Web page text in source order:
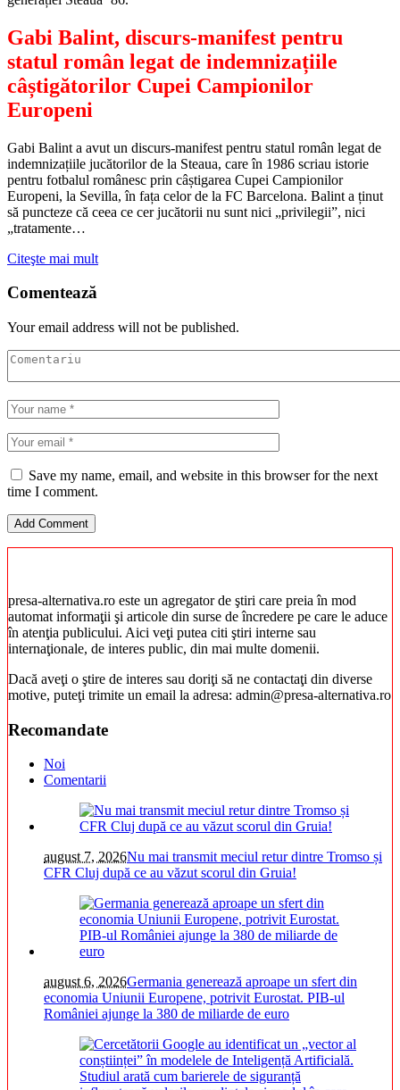
Gabi Balint, discurs-manifest pentru
statul român legat de indemnizațiile
câștigătorilor Cupei Campionilor
Europeni
Gabi Balint a avut un discurs-manifest pentru statul român legat de
indemnizațiile jucătorilor de la Steaua, care în 1986 scriau istorie
pentru fotbalul românesc prin câștigarea Cupei Campionilor
Europeni, la Sevilla, în fața celor de la FC Barcelona. Balint a ținut
să puncteze că ceea ce cer jucătorii nu sunt nici „privilegii”, nici
„tratamente…
Citeşte mai mult
Comentează
Your email address will not be published.
Save my name, email, and website in this browser for the next
time I comment.
presa-alternativa.ro este un agregator de ştiri care preia în mod
automat informaţii şi articole din surse de încredere pe care le aduce
în atenţia publicului. Aici veţi putea citi ştiri interne sau
internaţionale, de interes public, din mai multe domenii.
Dacă aveţi o ştire de interes sau doriţi să ne contactaţi din diverse
motive, puteţi trimite un email la adresa: admin@presa-alternativa.ro
Recomandate
Noi
Comentarii
august 7, 2026Nu mai transmit meciul retur dintre Tromso și
CFR Cluj după ce au văzut scorul din Gruia!
august 6, 2026Germania generează aproape un sfert din
economia Uniunii Europene, potrivit Eurostat. PIB-ul
României ajunge la 380 de miliarde de euro